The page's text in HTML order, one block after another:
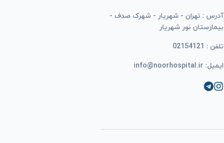
آدرس : تهران - شهریار - شهرک صدف -
بیمارستان نور شهریار
تلفن : 02154121
ایمیل: info@noorhospital.ir